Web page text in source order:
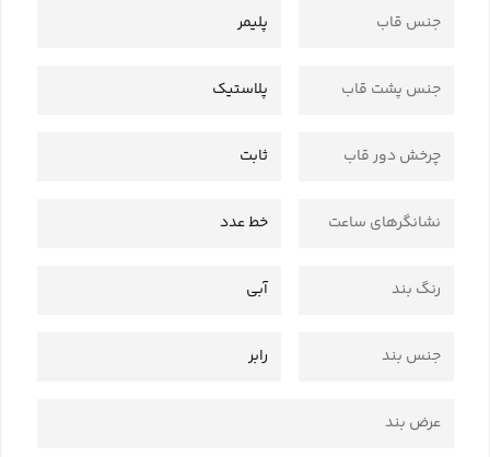
جنس قاب پلیمر
جنس پشت قاب پلاستیک
چرخش دور قاب ثابت
نشانگرهای ساعت خط عدد
رنگ بند آبی
جنس بند رابر
عرض بند